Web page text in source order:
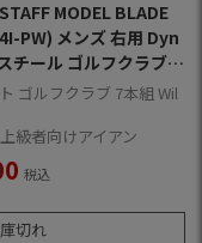
MODEL BLADE
PW) メンズ 右用 Dyn
チール ゴルフクラブ 2
品ゴルフクラブ 7本組 Wil
級者向けアイアン
税込
切れ